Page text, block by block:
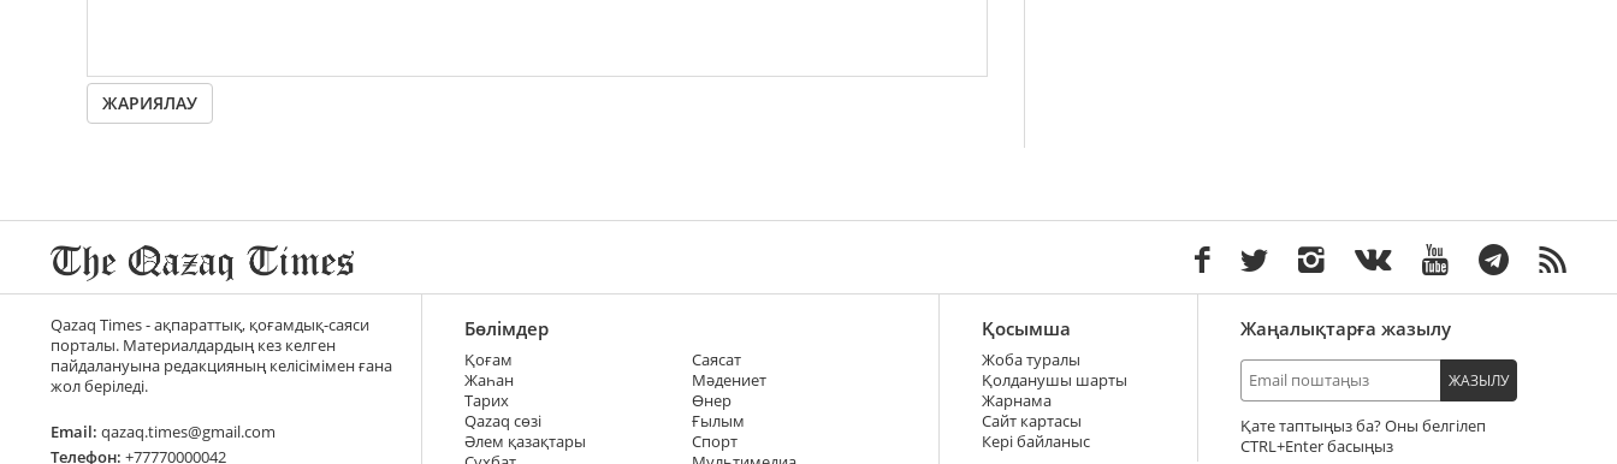
ЖАРИЯЛАУ
Qazaq Times - ақпараттық, қоғамдық-саяси
порталы. Материалдардың кез келген
пайдалануына редакцияның келісімімен ғана
жол беріледі.
Email: qazaq.times@gmail.com
Телефон: +77770000042
Бөлімдер
Қоғам
Жаһан
Тарих
Qazaq сөзі
Әлем қазақтары
Саясат
Мәдениет
Өнер
Ғылым
Спорт
Қосымша
Жоба туралы
Қолданушы шарты
Жарнама
Сайт картасы
Кері байланыс
Жаңалықтарға жазылу
ЖАЗЫЛУ
Қате таптыңыз ба? Оны белгілеп
+Enter басыңыз